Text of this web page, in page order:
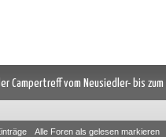
Campertreff vom Neusiedler- bis
Alle Foren als gelesen markieren